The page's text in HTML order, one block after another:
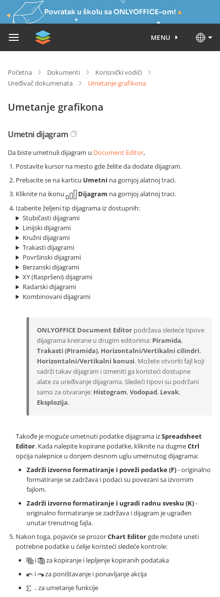
Povratak u školu sa ONLYOFFICE-om!
MENU
Početna Dokumenti
Korisnički vodiči
Uređivač dokumenata
Umetanje grafikona
Umetanje grafikona
Umetni dijagram
Da biste umetnuli dijagram u Document Editor,
Postavite kursor na mesto gde želite da dodate dijagram.
Prebacite se na karticu Umetni na gornjoj alatnoj traci.
Kliknite na ikonu
Dijagram na gornjoj alatnoj traci.
Izaberite željeni tip dijagrama iz dostupnih:
Stubičasti dijagrami
Linijski dijagrami
Kružni dijagrami
Trakasti dijagrami
Površinski dijagrami
Berzanski dijagrami
XY (Raspršeni) dijagrami
Radarski dijagrami
Kombinovani dijagrami
ONLYOFFICE Document Editor podržava sledeće tipove
dijagrama kreirane u drugim editorima: Piramida,
Trakasti (Piramida), Horizontalni/Vertikalni cilindri,
Horizontalni/Vertikalni konusi. Možete otvoriti fajl koji
sadrži takav dijagram i izmeniti ga koristeći dostupne
alate za uređivanje dijagrama. Sledeći tipovi su podržani
samo za otvaranje: Histogram,Vodopad, Levak,
Eksplozija.
Takođe je moguće umetnuti podatke dijagrama izSpreadsheet
Editor. Kada nalepite kopirane podatke, kliknite na dugmeCtrl
opcija nalepnice u donjem desnom uglu umetnutog dijagrama:
Zadrži izvorno formatiranje i poveži podatke (F)- originalno
formatiranje se zadržava i podaci su povezani sa izvornim
fajlom.
Zadrži izvorno formatiranje i ugradi radnu svesku (K)-
originalno formatiranje se zadržava i dijagram je ugrađen
unutar trenutnog fajla.
Nakon toga, pojaviće se prozorChart Editorgde možete uneti
potrebne podatke u ćelije koristeći sledeće kontrole:
i
za kopiranje i lepljenje kopiranih podataka
i
za poništavanje i ponavljanje akcija
za umetanje funkcije